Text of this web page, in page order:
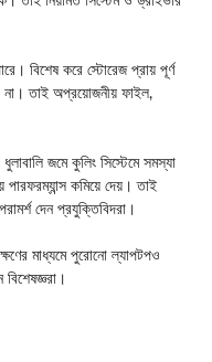
বিশেষ করে স্টোরেজ প্রায় পূর্ণ
না। তাই অপ্রয়োজনীয় ফাইল,
জমে কুলিং সিস্টেমে সমস্যা
কমিয়ে দেয়। তাই
দেন প্রযুক্তিবিদরা।
মাধ্যমে পুরোনো ল্যাপটপও